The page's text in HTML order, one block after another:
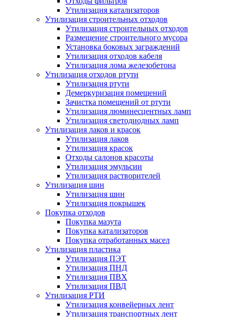
Утилизация катализаторов
Утилизация строительных отходов
Утилизация строительных отходов
Размещение строительного мусора
Установка боковых заграждений
Утилизация отходов кабеля
Утилизация лома железобетона
Утилизация отходов ртути
Утилизация ртути
Демеркуризация помещений
Зачистка помещений от ртути
Утилизация люминесцентных ламп
Утилизация светодиодных ламп
Утилизация лаков и красок
Утилизация лаков
Утилизация красок
Отходы салонов красоты
Утилизация эмульсии
Утилизация растворителей
Утилизация шин
Утилизация шин
Утилизация покрышек
Покупка отходов
Покупка мазута
Покупка катализаторов
Покупка отработанных масел
Утилизация пластика
Утилизация ПЭТ
Утилизация ПНД
Утилизация ПВХ
Утилизация ПВД
Утилизация РТИ
Утилизация конвейерных лент
Утилизация транспортных лент